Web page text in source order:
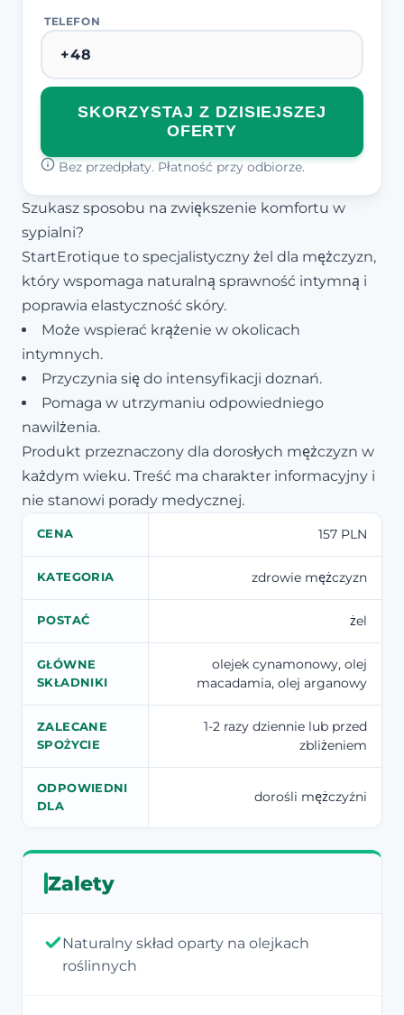
TELEFON
SKORZYSTAJ Z DZISIEJSZEJ
OFERTY
Bez przedpłaty. Płatność przy odbiorze.
Szukasz sposobu na zwiększenie komfortu w
sypialni?
StartErotique to specjalistyczny żel dla mężczyzn,
który wspomaga naturalną sprawność intymną i
poprawia elastyczność skóry.
Może wspierać krążenie w okolicach
intymnych.
Przyczynia się do intensyfikacji doznań.
Pomaga w utrzymaniu odpowiedniego
nawilżenia.
Produkt przeznaczony dla dorosłych mężczyzn w
każdym wieku. Treść ma charakter informacyjny i
nie stanowi porady medycznej.
CENA 157 PLN
KATEGORIA zdrowie mężczyzn
POSTAĆ żel
GŁÓWNE
SKŁADNIKI
olejek cynamonowy, olej
macadamia, olej arganowy
ZALECANE
SPOŻYCIE
1-2 razy dziennie lub przed
zbliżeniem
ODPOWIEDNI
DLA
dorośli mężczyźni
Zalety
Naturalny skład oparty na olejkach
roślinnych